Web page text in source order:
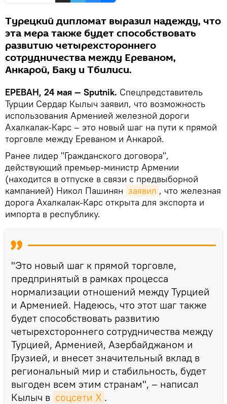
Турецкий дипломат выразил надежду, что
эта мера также будет способствовать
развитию четырехстороннего
сотрудничества между Ереваном,
Анкарой, Баку и Тбилиси.
ЕРЕВАН, 24 мая — Sputnik. Спецпредставитель
Турции Сердар Кылыч заявил, что возможность
использования Арменией железной дороги
Ахалкалак-Карс – это новый шаг на пути к прямой
торговле между Ереваном и Анкарой.
Ранее лидер "Гражданского договора",
действующий премьер-министр Армении
(находится в отпуске в связи с предвыборной
кампанией) Никол Пашинян заявил , что железная
дорога Ахалкалак-Карс открыта для экспорта и
импорта в республику.
"Это новый шаг к прямой торговле,
предпринятый в рамках процесса
нормализации отношений между Турцией
и Арменией. Надеюсь, что этот шаг также
будет способствовать развитию
четырехстороннего сотрудничества между
Турцией, Арменией, Азербайджаном и
Грузией, и внесет значительный вклад в
региональный мир и стабильность, будет
выгоден всем этим странам", – написал
Кылыч в соцсети X .